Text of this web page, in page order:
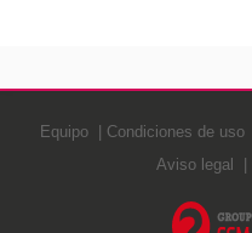
Equipo Condiciones de uso
Aviso legal